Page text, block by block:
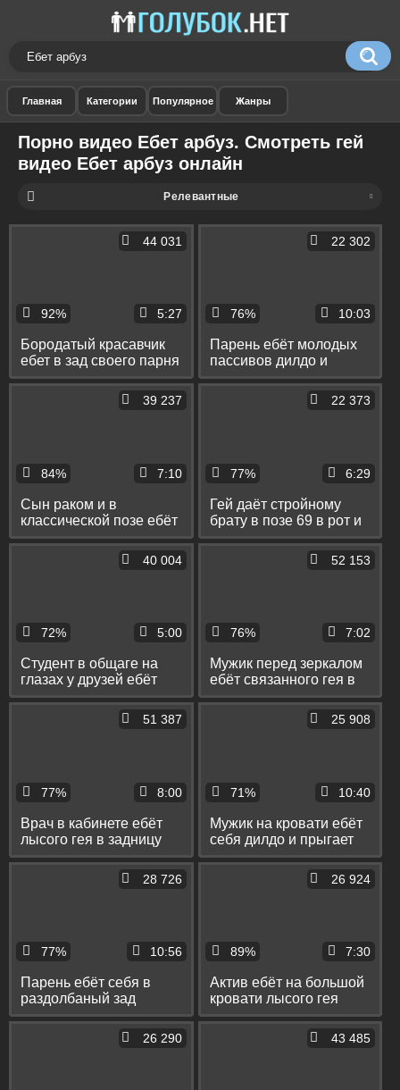
Порно видео Ебет арбуз. Смотреть гей
видео Ебет арбуз онлайн
Релевантные
92%
44 031
5:27
Бородатый красавчик
ебет в зад своего парня
и кончает ему в рот
76%
22 302
10:03
Парень ебёт молодых
пассивов дилдо и
членом и даёт им в рот
84%
39 237
7:10
Сын раком и в
классической позе ебёт
зрелого отца до стонов
77%
22 373
6:29
Гей даёт стройному
брату в позе 69 в рот и
ебёт его в позе
72%
40 004
5:00
Студент в общаге на
глазах у друзей ебёт
пассива в зад и кончает
76%
52 153
7:02
Мужик перед зеркалом
ебёт связанного гея в
раздолбаный зад и
фистит его рукой
77%
51 387
8:00
Врач в кабинете ебёт
лысого гея в задницу
термометром и
пальцем и дрочит его
71%
25 908
10:40
Мужик на кровати ебёт
себя дилдо и прыгает
на нём тугим пердаком
77%
28 726
10:56
Парень ебёт себя в
раздолбаный зад
стеклянным дилдо и
растягивает его
89%
26 924
7:30
Актив ебёт на большой
кровати лысого гея
раком и в классической
26 290 43 485